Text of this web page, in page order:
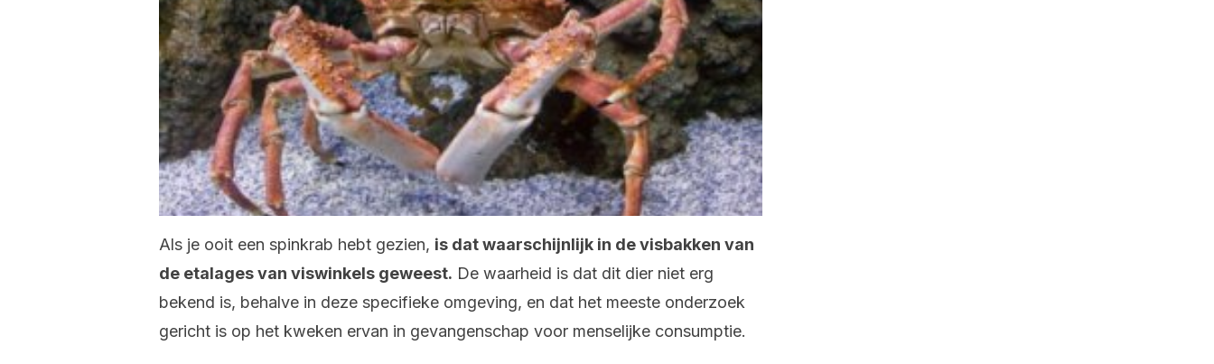
Als je ooit een spinkrab hebt gezien, is dat waarschijnlijk in de visbakken van
de etalages van viswinkels geweest. De waarheid is dat dit dier niet erg
bekend is, behalve in deze specifieke omgeving, en dat het meeste onderzoek
gericht is op het kweken ervan in gevangenschap voor menselijke consumptie.